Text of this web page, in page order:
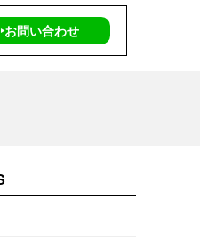
‣お問い合わせ